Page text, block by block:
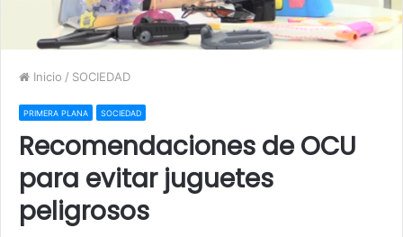
Inicio / SOCIEDAD
PRIMERA PLANA SOCIEDAD
Recomendaciones de OCU
para evitar juguetes
peligrosos